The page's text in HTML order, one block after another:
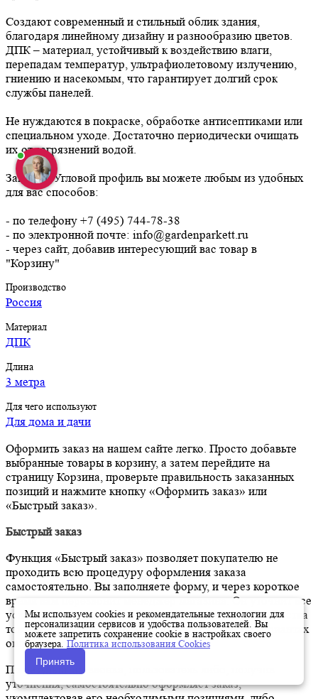
Создают современный и стильный облик здания,
благодаря линейному дизайну и разнообразию цветов.
ДПК – материал, устойчивый к воздействию влаги,
перепадам температур, ультрафиолетовому излучению,
гниению и насекомым, что гарантирует долгий срок
службы панелей.
Не нуждаются в покраске, обработке антисептиками или
специальном уходе. Достаточно периодически очищать
их от загрязнений водой.
Заказать Угловой профиль вы можете любым из удобных
для вас способов:
- по телефону +7 (495) 744-78-38
- по электронной почте: info@gardenparkett.ru
- через сайт, добавив интересующий вас товар в
"Корзину"
Производство
Россия
Материал
ДПК
Длина
3 метра
Для чего используют
Для дома и дачи
Оформить заказ на нашем сайте легко. Просто добавьте
выбранные товары в корзину, а затем перейдите на
страницу Корзина, проверьте правильность заказанных
позиций и нажмите кнопку «Оформить заказ» или
«Быстрый заказ».
Быстрый заказ
Функция «Быстрый заказ» позволяет покупателю не
проходить всю процедуру оформления заказа
самостоятельно. Вы заполняете форму, и через короткое
время вам перезвонит менеджер магазина. Он уточнит все
условия заказа, ответит на вопросы, касающиеся качества
товара, его особенностей. А также подскажет о вариантах
оплаты и доставки.
По результатам звонка, пользователь либо, получив
уточнения, самостоятельно оформляет заказ,
Мы используем cookies и рекомендательные технологии для
персонализации сервисов и удобства пользователей. Вы
можете запретить сохранение cookie в настройках своего
браузера. Политика использования Cookies
Принять